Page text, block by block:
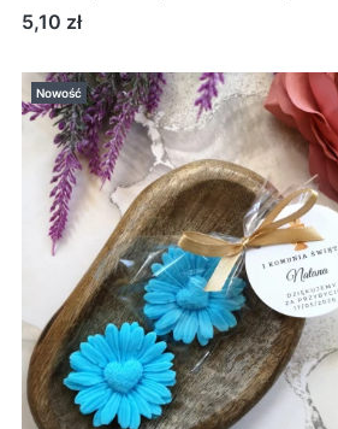
stokrotka z sercem z
personalizacją
Cena
5,10 zł
Nowość